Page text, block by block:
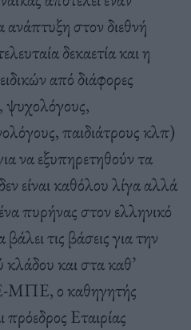
ανάπτυξη στον διεθνή
δεκαετία και η
από διάφορες
ψυχολόγους,
παιδιάτρους κλπ)
να εξυπηρετηθούν τα
είναι καθόλου λίγα αλλά
πυρήνας στον ελληνικό
τις βάσεις για την
κλάδου και στα καθ’
ΜΠΕ, ο καθηγητής
Εταιρίας